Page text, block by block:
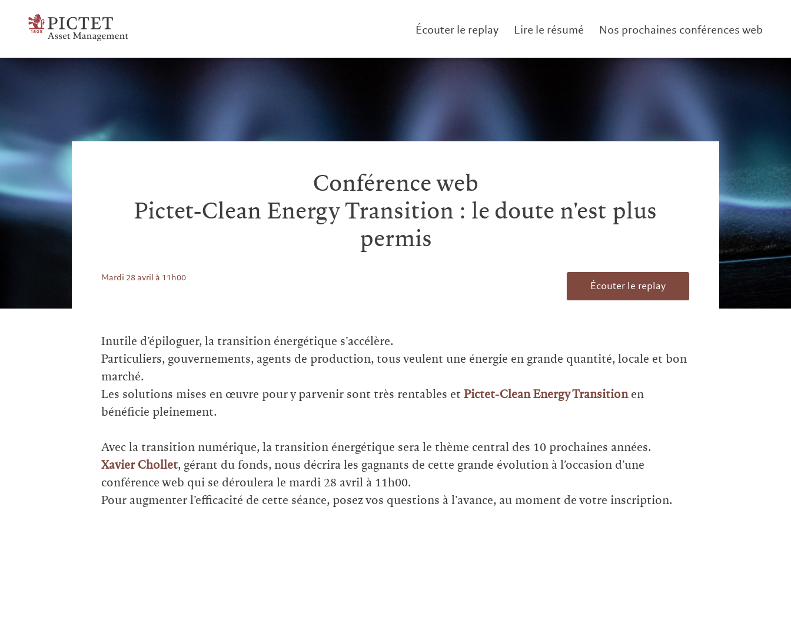
Écouter le replay Lire le résumé Nos prochaines conférences web
Conférence web
Pictet-Clean Energy Transition : le doute n'est plus
permis
Mardi 28 avril à 11h00
Écouter le replay
Inutile d’épiloguer, la transition énergétique s’accélère.
Particuliers, gouvernements, agents de production, tous veulent une énergie en grande quantité, locale et bon
marché.
Les solutions mises en œuvre pour y parvenir sont très rentables et Pictet-Clean Energy Transitionen
bénéficie pleinement.
Avec la transition numérique, la transition énergétique sera le thème central des 10 prochaines années.
Xavier Chollet, gérant du fonds, nous décrira les gagnants de cette grande évolution à l’occasion d’une
conférence web qui se déroulera le mardi 28 avril à 11h00.
Pour augmenter l’efficacité de cette séance, posez vos questions à l’avance, au moment de votre inscription.